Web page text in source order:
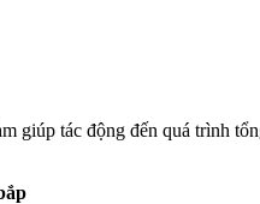
giúp tác động đến quá trình